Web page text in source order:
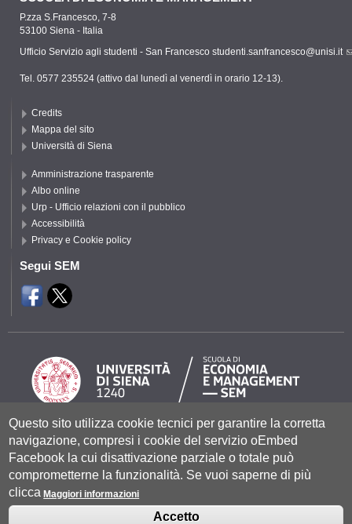
P.zza S.Francesco, 7-8
53100 Siena - Italia
Ufficio Servizio agli studenti - San Francesco studenti.sanfrancesco@unisi.it
Tel. 0577 235524 (attivo dal lunedì al venerdì in orario 12-13).
Credits
Mappa del sito
Università di Siena
Amministrazione trasparente
Albo online
Urp - Ufficio relazioni con il pubblico
Accessibilità
Privacy e Cookie policy
Segui SEM
Università degli Studi di Siena- Rettorato, via Banchi di Sotto 55, 53100
Siena ITALIA
P.IVA 00273530527 | C.F. 80002070524 |
Coordinate bancarie
Pec: Posta Elettronica Certificata|Fatturazione Elettronica
Contatti:urp@unisi.it
- URP - Ufficio Relazioni con il Pubblico Tel.
0577 235555 (dal lunedì al venerdì dalle 9.30 alle 10.30)
Questo sito utilizza cookie tecnici per garantire la corretta
navigazione, compresi i cookie del servizio oEmbed
Facebook la cui disattivazione parziale o totale può
comprometterne la funzionalità. Se vuoi saperne di più
clicca Maggiori informazioni
Accetto